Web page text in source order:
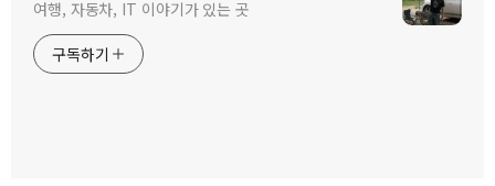
여행, 자동차, IT 이야기가 있는 곳
구독하기